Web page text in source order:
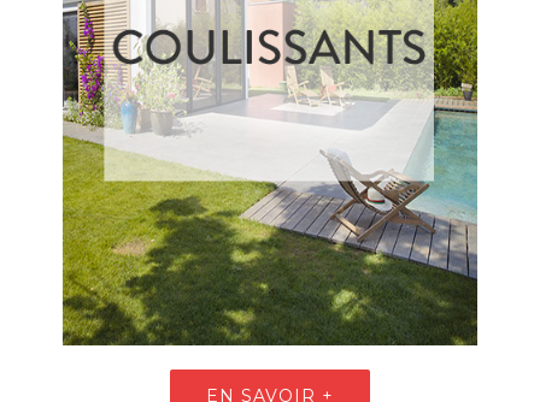
EN SAVOIR +